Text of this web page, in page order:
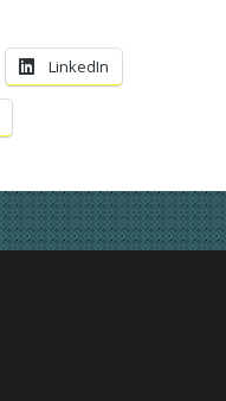
LinkedIn